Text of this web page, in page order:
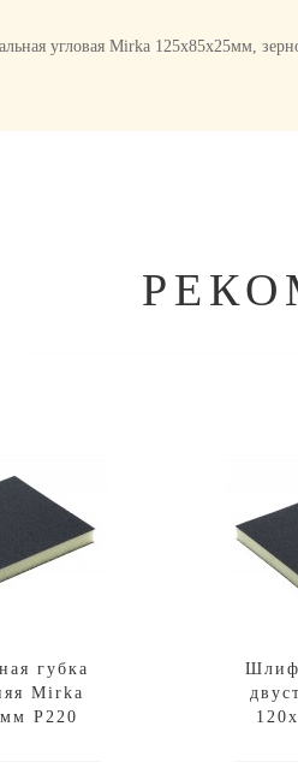
угловая Mirka 125х85х25мм,
губка
Mirka
P220